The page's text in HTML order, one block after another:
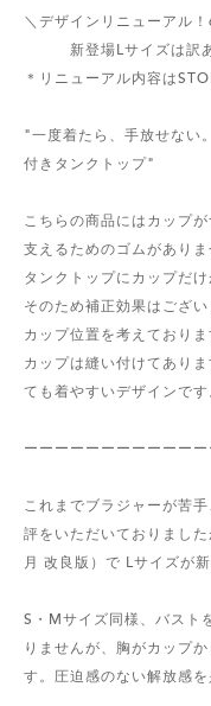
＼デザインリニューアル
新登場Lサイズは訳あ
＊リニューアル内容は
"一度着たら、手放せない
付きタンクトップ"
こちらの商品にはカップ
支えるためのゴムがありま
タンクトップにカップだ
そのため補正効果はござ
カップ位置を考えておりま
カップは縫い付けてあり
ても着やすいデザインです
ーーーーーーーーーーー
これまでブラジャーが苦
評をいただいておりまし
月 改良版）で Lサイズが新
S・Mサイズ同様、バスト
りませんが、胸がカップ
す。圧迫感のない解放感を